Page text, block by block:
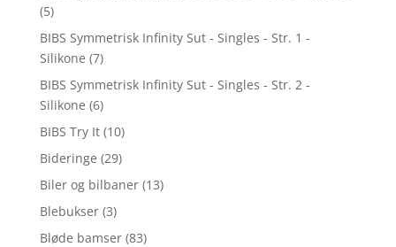
(5)
BIBS Symmetrisk Infinity Sut - Singles - Str. 1 -
Silikone (7)
BIBS Symmetrisk Infinity Sut - Singles - Str. 2 -
Silikone (6)
BIBS Try It (10)
Bideringe (29)
Biler og bilbaner (13)
Blebukser (3)
Bløde bamser (83)